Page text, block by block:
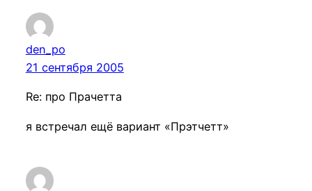
den_po
21 сентября 2005
Re: про Прачетта
я встречал ещё вариант «Прэтчетт»